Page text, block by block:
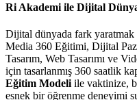
Ri Akademi ile Dijital
Dijital dünyada fark
Media 360 Eğitimi, Dijital
Tasarım, Web Tasarımı ve
için tasarlanmış 360 saatlik
Eğitim Modeli ile vaktinize,
esnek bir öğrenme deneyimi